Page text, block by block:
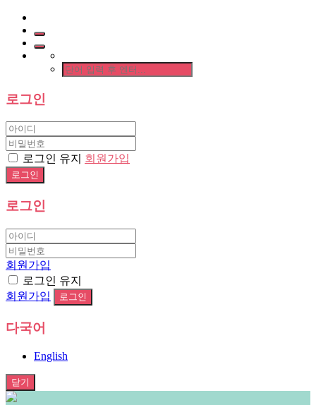
로그인
로그인 유지 회원가입
로그인
회원가입
로그인 유지
회원가입
다국어
English
닫기